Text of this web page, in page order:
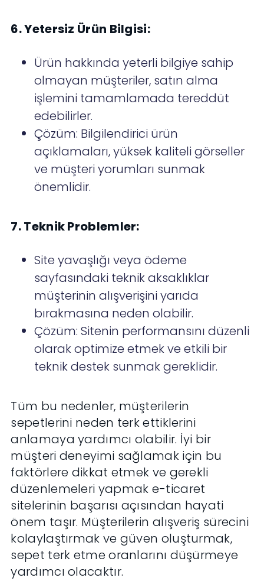
6. Yetersiz Ürün Bilgisi:
Ürün hakkında yeterli bilgiye sahip
olmayan müşteriler, satın alma
işlemini tamamlamada tereddüt
edebilirler.
Çözüm: Bilgilendirici ürün
açıklamaları, yüksek kaliteli görseller
ve müşteri yorumları sunmak
önemlidir.
7. Teknik Problemler:
Site yavaşlığı veya ödeme
sayfasındaki teknik aksaklıklar
müşterinin alışverişini yarıda
bırakmasına neden olabilir.
Çözüm: Sitenin performansını düzenli
olarak optimize etmek ve etkili bir
teknik destek sunmak gereklidir.
Tüm bu nedenler, müşterilerin
sepetlerini neden terk ettiklerini
anlamaya yardımcı olabilir. İyi bir
müşteri deneyimi sağlamak için bu
faktörlere dikkat etmek ve gerekli
düzenlemeleri yapmak e-ticaret
sitelerinin başarısı açısından hayati
önem taşır. Müşterilerin alışveriş sürecini
kolaylaştırmak ve güven oluşturmak,
sepet terk etme oranlarını düşürmeye
yardımcı olacaktır.